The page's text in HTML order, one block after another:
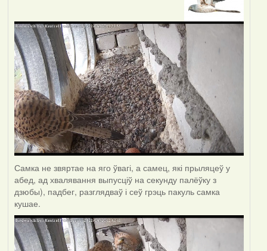
Самка не звяртае на яго ўвагі, а самец, які прыляцеў у
абед, ад хвалявання выпусціў на секунду палёўку з
дзюбы), падбег, разглядваў і сеў грэць пакуль самка
кушае.